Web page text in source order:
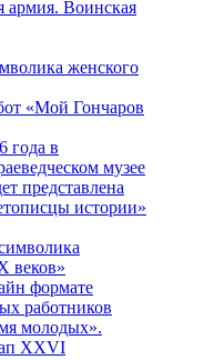
армия. Воинская
женского
«Мой Гончаров
года в
музее
представлена
истории»
веков»
формате
работников
молодых».
XXVI